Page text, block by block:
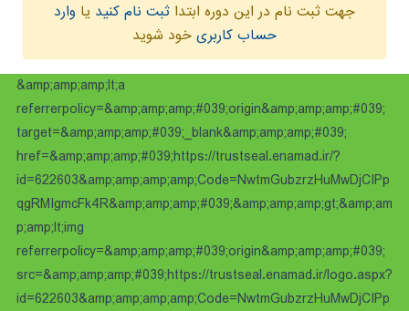
جهت ثبت نام در این دوره ابتدا ثبت نام کنید یا وارد
حساب کاربری خود شوید
&amp;amp;amp;lt;a
referrerpolicy=&amp;amp;amp;#039;origin&amp;amp;amp;#039;
target=&amp;amp;amp;#039;_blank&amp;amp;amp;#039;
href=&amp;amp;amp;#039;https://trustseal.enamad.ir/?
id=622603&amp;amp;amp;amp;Code=NwtmGubzrzHuMwDjCIPp
qgRMIgmcFk4R&amp;amp;amp;#039;&amp;amp;amp;gt;&amp;am
p;amp;lt;img
referrerpolicy=&amp;amp;amp;#039;origin&amp;amp;amp;#039;
src=&amp;amp;amp;#039;https://trustseal.enamad.ir/logo.aspx?
id=622603&amp;amp;amp;amp;Code=NwtmGubzrzHuMwDjCIPp